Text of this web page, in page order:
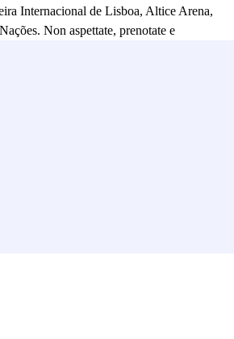
Internacional de Lisboa, Altice Arena,
Non aspettate, prenotate e